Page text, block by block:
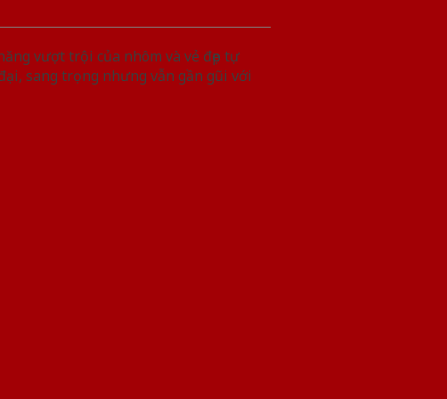
vượt trội của nhôm và vẻ đẹp tự
sang trọng nhưng vẫn gần gũi với